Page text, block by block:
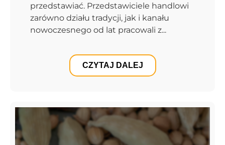
CZYTAJ DALEJ
przedstawiać. Przedstawiciele handlowi
zarówno działu tradycji, jak i kanału
nowoczesnego od lat pracowali z...